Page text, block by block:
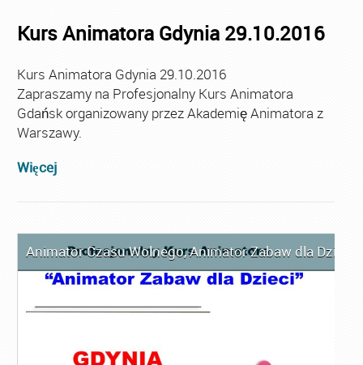
Kurs Animatora Gdynia 29.10.2016
Kurs Animatora Gdynia 29.10.2016
Zapraszamy na Profesjonalny Kurs Animatora
Gdańsk organizowany przez Akademię Animatora z
Warszawy.
Więcej
Animator Czasu Wolnego,Animator Zabaw dla Dzieci